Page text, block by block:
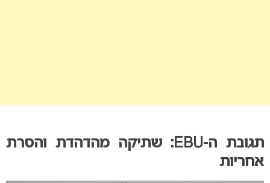
תגובת ה-EBU: שתיקה מהדהדת והסרת
אחריות